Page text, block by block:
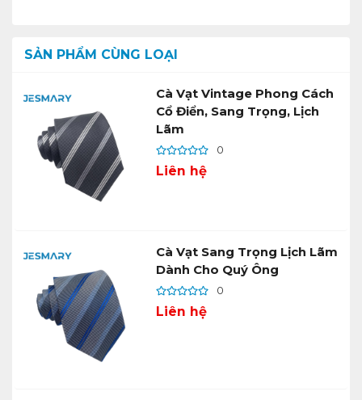
SẢN PHẨM CÙNG LOẠI
Cà Vạt Vintage Phong Cách
Cổ Điển, Sang Trọng, Lịch
Lãm
0
Liên hệ
Cà Vạt Sang Trọng Lịch Lãm
Dành Cho Quý Ông
0
Liên hệ